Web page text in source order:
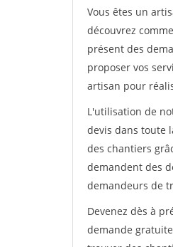
Vous êtes un
découvrez
présent des
proposer vos
artisan pour
L'utilisation de
devis dans toute
des chantiers
demandent des
demandeurs de
Devenez dès à
demande